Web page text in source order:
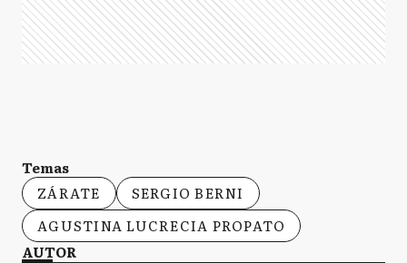
Temas
ZÁRATE
SERGIO BERNI
AGUSTINA LUCRECIA PROPATO
AUTOR